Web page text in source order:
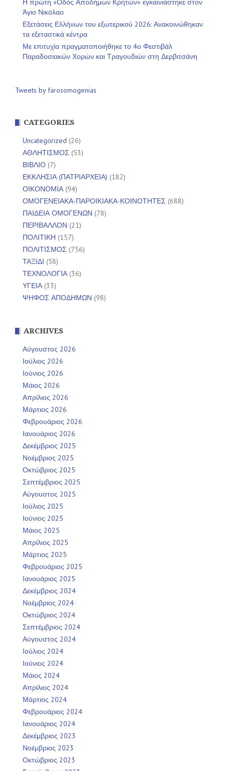
Η πρώτη «Οδός Αποδήμων Κρητών» εγκαινιάστηκε στον
Άγιο Νικόλαο
Εξετάσεις Ελλήνων του εξωτερικού 2026: Ανακοινώθηκαν
τα εξεταστικά κέντρα
Με επιτυχία πραγματοποιήθηκε το 4ο Φεστιβάλ
Παραδοσιακών Χορών και Τραγουδιών στη Δερβιτσάνη
Tweets by farosomogenias
CATEGORIES
Uncategorized (26)
ΑΘΛΗΤΙΣΜΟΣ (53)
ΒΙΒΛΙΟ (7)
ΕΚΚΛΗΣΙΑ (ΠΑΤΡΙΑΡΧΕΙΑ) (182)
ΟΙΚΟΝΟΜΙΑ(94)
ΟΜΟΓΕΝΕΙΑΚΑ-ΠΑΡΟΙΚΙΑΚΑ-ΚΟΙΝΟΤΗΤΕΣ (688)
ΠΑΙΔΕΙΑ ΟΜΟΓΕΝΩΝ (78)
ΠΕΡΙΒΑΛΛΟΝ (21)
ΠΟΛΙΤΙΚΗ (157)
ΠΟΛΙΤΙΣΜΟΣ (756)
ΤΑΞΙΔΙ (58)
ΤΕΧΝΟΛΟΓΙΑ(36)
ΥΓΕΙΑ(33)
ΨΗΦΟΣ ΑΠΟΔΗΜΩΝ (98)
ARCHIVES
Αύγουστος 2026
Ιούλιος 2026
Ιούνιος 2026
Μάιος 2026
Απρίλιος 2026
Μάρτιος 2026
Φεβρουάριος 2026
Ιανουάριος 2026
Δεκέμβριος 2025
Νοέμβριος 2025
Οκτώβριος 2025
Σεπτέμβριος 2025
Αύγουστος 2025
Ιούλιος 2025
Ιούνιος 2025
Μάιος 2025
Απρίλιος 2025
Μάρτιος 2025
Φεβρουάριος 2025
Ιανουάριος 2025
Δεκέμβριος 2024
Νοέμβριος 2024
Οκτώβριος 2024
Σεπτέμβριος 2024
Αύγουστος 2024
Ιούλιος 2024
Ιούνιος 2024
Μάιος 2024
Απρίλιος 2024
Μάρτιος 2024
Φεβρουάριος 2024
Ιανουάριος 2024
Δεκέμβριος 2023
Νοέμβριος 2023
Οκτώβριος 2023